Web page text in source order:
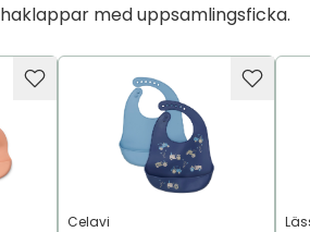
med uppsamlingsficka.
Celavi